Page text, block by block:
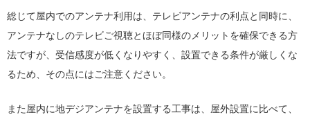
総じて屋内でのアンテナ利用は、テレビアンテナの利点と同時に、
アンテナなしのテレビご視聴とほぼ同様のメリットを確保できる方
法ですが、受信感度が低くなりやすく、設置できる条件が厳しくな
るため、その点にはご注意ください。
また屋内に地デジアンテナを設置する工事は、屋外設置に比べて、